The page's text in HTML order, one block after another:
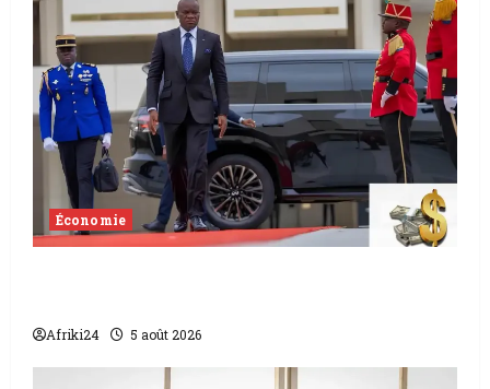
Économie
Afriki24 5 août 2026